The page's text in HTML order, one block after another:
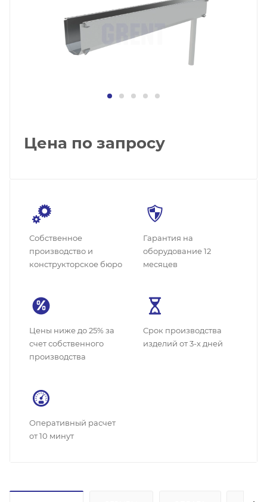
Цена по запросу
Собственное
производство и
конструкторское бюро
Гарантия на
оборудование 12
месяцев
Цены ниже до 25% за
счет собственного
производства
Cрок производства
изделий от 3-х дней
Оперативный расчет
от 10 минут